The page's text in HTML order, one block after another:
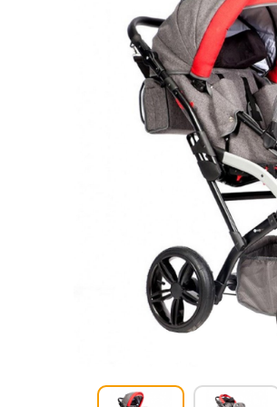
Респираторное
Подъёмники для